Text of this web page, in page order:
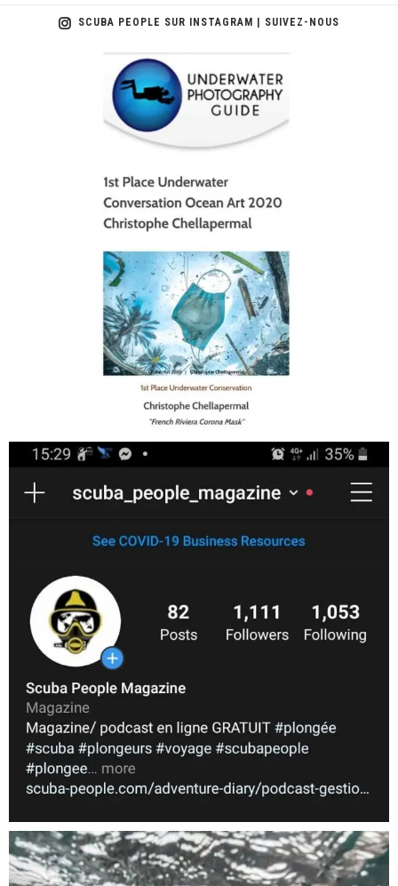
SCUBA PEOPLE SUR INSTAGRAM | SUIVEZ-NOUS
scuba_people_magazine
scuba_people_magazine
Nov 5
scuba_people_magazine